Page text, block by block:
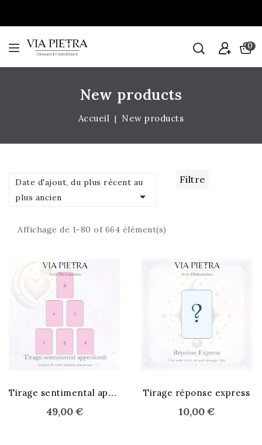
0
New products
Accueil New products
Date d'ajout, du plus récent au
plus ancien

Filtre
Affichage de 1-80 of 664 élément(s)
T
irage sentimental approfondi
49,00 €
Tirage réponse express
10,00 €